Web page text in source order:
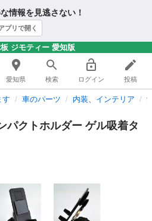
情報を見逃さない！
プリで開く
ジモティー 愛知版
愛知県 検索 ログイン 投稿
す 車のパーツ 内装、インテリア
パクトホルダー ゲル吸着タ